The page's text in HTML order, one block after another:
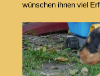
wünschen ihnen viel